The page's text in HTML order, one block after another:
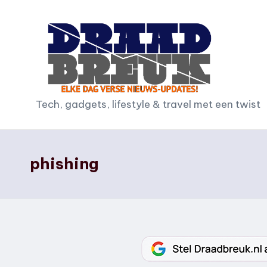
D
r
a
d
Tech, gadgets, lifestyle & travel met een twist
phishing